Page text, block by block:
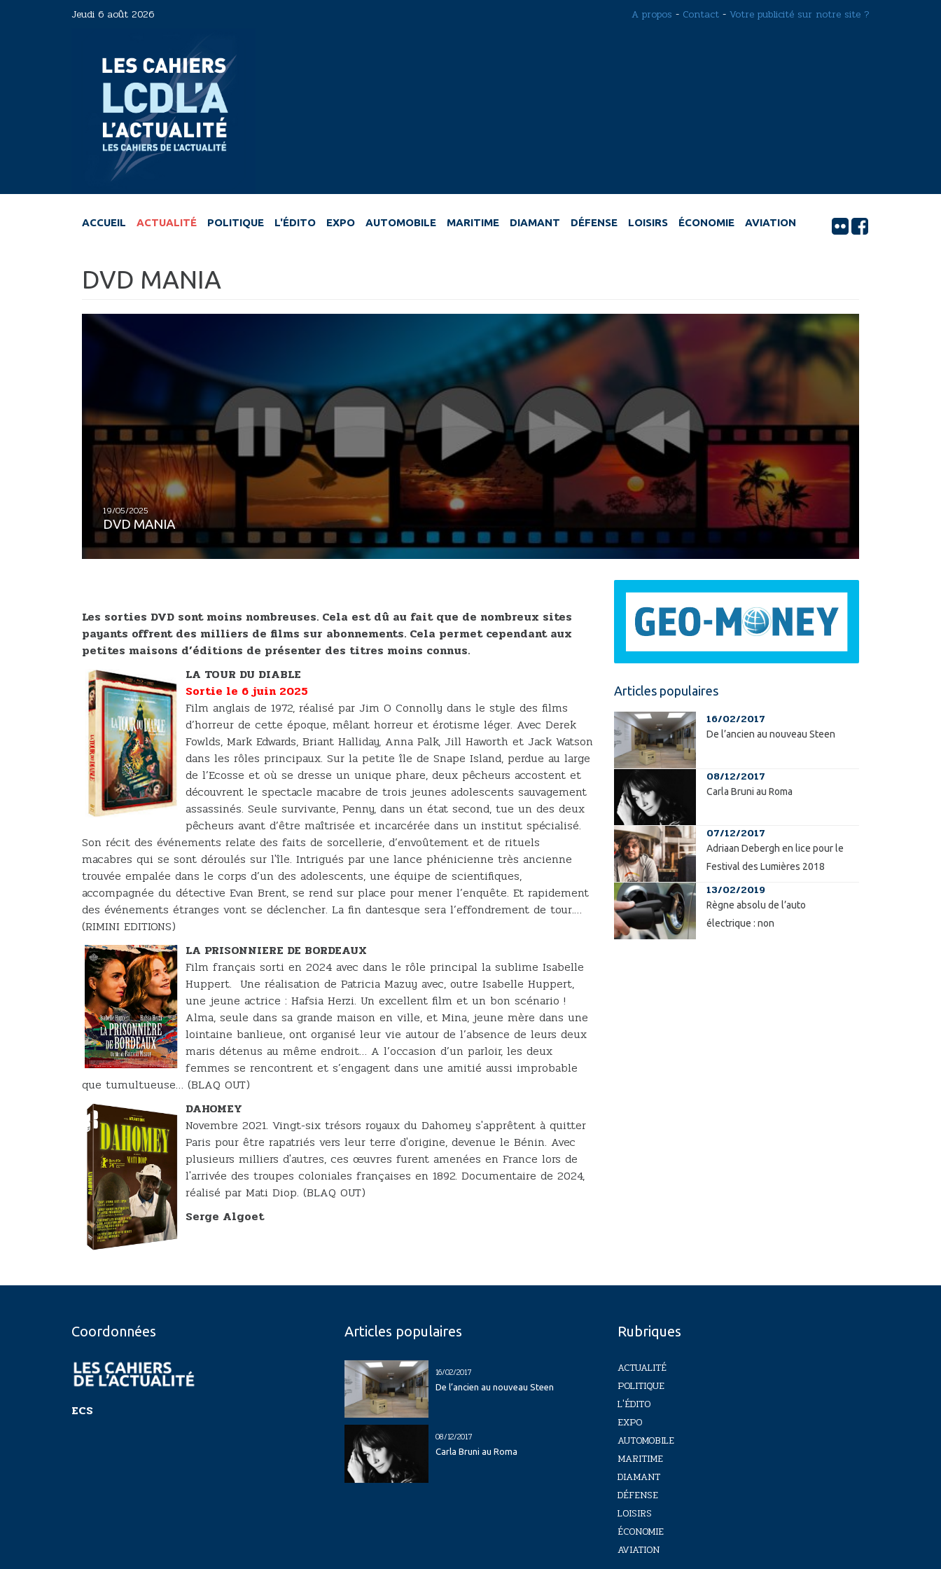
Jeudi 6 août 2026 A propos - Contact - Votre publicité sur notre site ?
ACCUEIL ACTUALITÉ POLITIQUE L'ÉDITO EXPO AUTOMOBILE MARITIME DIAMANT DÉFENSE LOISIRS ÉCONOMIE AVIATION
DVD MANIA
19/05/2025
DVD MANIA
Les sorties DVD sont moins nombreuses. Cela est dû au fait que de nombreux sites
payants offrent des milliers de films sur abonnements. Cela permet cependant aux
petites maisons d’éditions de présenter des titres moins connus.
LA TOUR DU DIABLE
Sortie le 6 juin 2025
Film anglais de 1972, réalisé par Jim O Connolly dans le style des films
d’horreur de cette époque, mêlant horreur et érotisme léger. Avec Derek
Fowlds, Mark Edwards, Briant Halliday, Anna Palk, Jill Haworth et Jack Watson
dans les rôles principaux. Sur la petite île de Snape Island, perdue au large
de l’Ecosse et où se dresse un unique phare, deux pêcheurs accostent et
découvrent le spectacle macabre de trois jeunes adolescents sauvagement
assassinés. Seule survivante, Penny, dans un état second, tue un des deux
pêcheurs avant d’être maîtrisée et incarcérée dans un institut spécialisé.
Son récit des événements relate des faits de sorcellerie, d’envoûtement et de rituels
macabres qui se sont déroulés sur l'île. Intrigués par une lance phénicienne très ancienne
trouvée empalée dans le corps d’un des adolescents, une équipe de scientifiques,
accompagnée du détective Evan Brent, se rend sur place pour mener l’enquête. Et rapidement
des événements étranges vont se déclencher. La fin dantesque sera l’effondrement de tour.…
(RIMINI EDITIONS)
LA PRISONNIERE DE BORDEAUX
Film français sorti en 2024 avec dans le rôle principal la sublime Isabelle
Huppert. Une réalisation de Patricia Mazuy avec, outre Isabelle Huppert,
une jeune actrice : Hafsia Herzi. Un excellent film et un bon scénario !
Alma, seule dans sa grande maison en ville, et Mina, jeune mère dans une
lointaine banlieue, ont organisé leur vie autour de l’absence de leurs deux
maris détenus au même endroit… A l’occasion d’un parloir, les deux
femmes se rencontrent et s’engagent dans une amitié aussi improbable
que tumultueuse… (BLAQ OUT)
DAHOMEY
Novembre 2021. Vingt-six trésors royaux du Dahomey s'apprêtent à quitter
Paris pour être rapatriés vers leur terre d'origine, devenue le Bénin. Avec
plusieurs milliers d'autres, ces œuvres furent amenées en France lors de
l'arrivée des troupes coloniales françaises en 1892. Documentaire de 2024,
réalisé par Mati Diop. (BLAQ OUT)
Serge Algoet
Articles populaires
16/02/2017
De l’ancien au nouveau Steen
08/12/2017
Carla Bruni au Roma
07/12/2017
Adriaan Debergh en lice pour le
Festival des Lumières 2018
13/02/2019
Règne absolu de l’auto
électrique : non
Coordonnées
ECS
Articles populaires
16/02/2017
De l’ancien au nouveau Steen
08/12/2017
Carla Bruni au Roma
Rubriques
ACTUALITÉ
POLITIQUE
L'ÉDITO
EXPO
AUTOMOBILE
MARITIME
DIAMANT
DÉFENSE
LOISIRS
ÉCONOMIE
AVIATION